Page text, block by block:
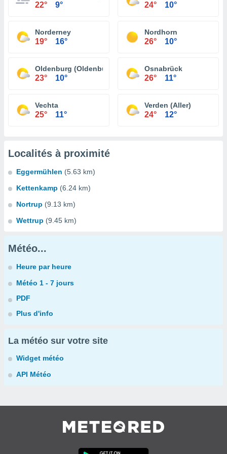
22° 9° 24° 10°
Norderney
19° 16°
Nordhorn
26° 10°
Oldenburg (Oldenburg)
23° 10°
Osnabrück
26° 11°
Vechta
25° 11°
Verden (Aller)
24° 12°
Localités à proximité
Eggermühlen (5.63 km)
Kettenkamp (6.24 km)
Nortrup (9.13 km)
Wettrup (9.45 km)
Météo...
Heure par heure
Météo 1 - 7 jours
PDF
Plus d'info
La météo sur votre site
Widget météo
API Météo